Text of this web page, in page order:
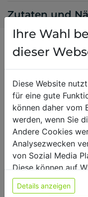
Zutaten und
0
Ihre Wahl
dieser
Diese Website
für eine gute
können daher vom
werden, wenn Sie
Andere Cookies
Analysezwecken
von Sozial Media
Diese können auf
sie unsere
Einwilligung zu
Details anzeigen